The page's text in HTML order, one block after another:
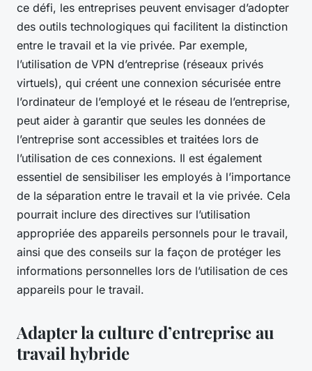
ce défi, les entreprises peuvent envisager d’adopter
des outils technologiques qui facilitent la distinction
entre le travail et la vie privée. Par exemple,
l’utilisation de VPN d’entreprise (réseaux privés
virtuels), qui créent une connexion sécurisée entre
l’ordinateur de l’employé et le réseau de l’entreprise,
peut aider à garantir que seules les données de
l’entreprise sont accessibles et traitées lors de
l’utilisation de ces connexions. Il est également
essentiel de sensibiliser les employés à l’importance
de la séparation entre le travail et la vie privée. Cela
pourrait inclure des directives sur l’utilisation
appropriée des appareils personnels pour le travail,
ainsi que des conseils sur la façon de protéger les
informations personnelles lors de l’utilisation de ces
appareils pour le travail.
Adapter la culture d’entreprise au
travail hybride